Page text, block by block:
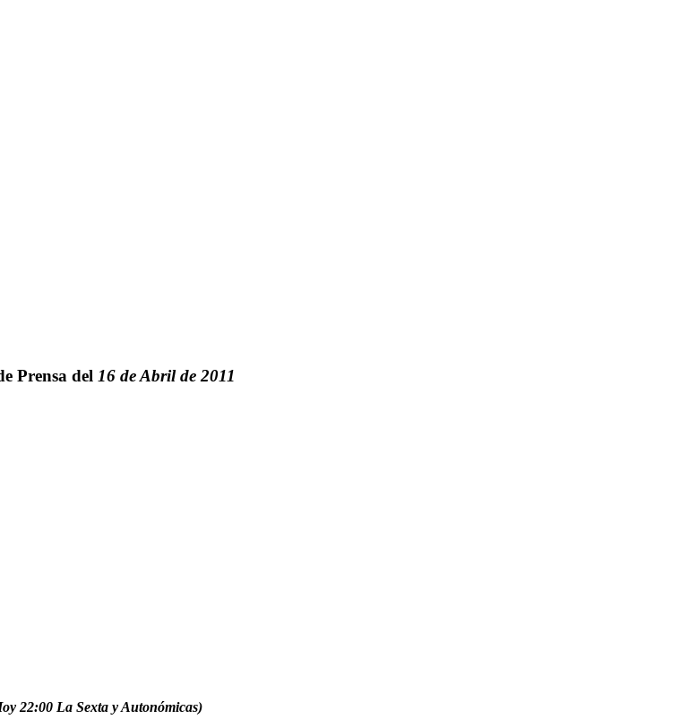
Prensa del 16 de Abril de 2011
22:00 La Sexta y Autonómicas)